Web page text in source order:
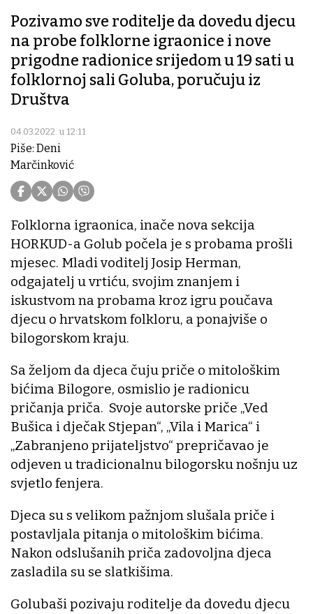
Pozivamo sve roditelje da dovedu djecu
na probe folklorne igraonice i nove
prigodne radionice srijedom u 19 sati u
folklornoj sali Goluba, poručuju iz
Društva
04.03.2022. u 12:11
Piše: Deni
Marčinković
Folklorna igraonica, inače nova sekcija
HORKUD-a Golub počela je s probama prošli
mjesec. Mladi voditelj Josip Herman,
odgajatelj u vrtiću, svojim znanjem i
iskustvom na probama kroz igru poučava
djecu o hrvatskom folkloru, a ponajviše o
bilogorskom kraju.
Sa željom da djeca čuju priče o mitološkim
bićima Bilogore, osmislio je radionicu
pričanja priča. Svoje autorske priče „Ved
Bušica i dječak Stjepan“, „Vila i Marica“ i
„Zabranjeno prijateljstvo“ prepričavao je
odjeven u tradicionalnu bilogorsku nošnju uz
svjetlo fenjera.
Djeca su s velikom pažnjom slušala priče i
postavljala pitanja o mitološkim bićima.
Nakon odslušanih priča zadovoljna djeca
zasladila su se slatkišima.
Golubaši pozivaju roditelje da dovedu djecu